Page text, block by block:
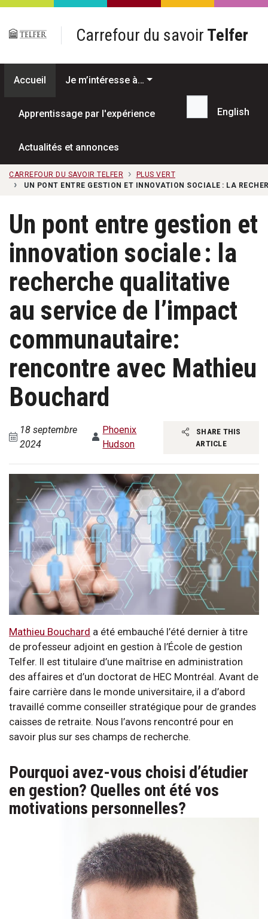
Passer au contenu principal
Carrefour du savoir Telfer
Accueil Je m’intéresse à…
Apprentissage par l'expérience
Actualités et annonces
Recherche...
English
CARREFOUR DU SAVOIR TELFER
PLUS VERT
UN PONT ENTRE GESTION ET INNOVATION SOCIALE : LA
Un pont entre gestion et
innovation sociale : la
recherche qualitative
au service de l’impact
communautaire:
rencontre avec Mathieu
Bouchard
18 septembre
2024
Phoenix
Hudson
SHARE THIS
ARTICLE
Mathieu Bouchard a été embauché l’été dernier à titre
de professeur adjoint en gestion à l’École de gestion
Telfer. Il est titulaire d’une maîtrise en administration
des affaires et d’un doctorat de HEC Montréal. Avant de
faire carrière dans le monde universitaire, il a d’abord
travaillé comme conseiller stratégique pour de grandes
caisses de retraite. Nous l’avons rencontré pour en
savoir plus sur ses champs de recherche.
Pourquoi avez-vous choisi d’étudier
en gestion? Quelles ont été vos
motivations personnelles?